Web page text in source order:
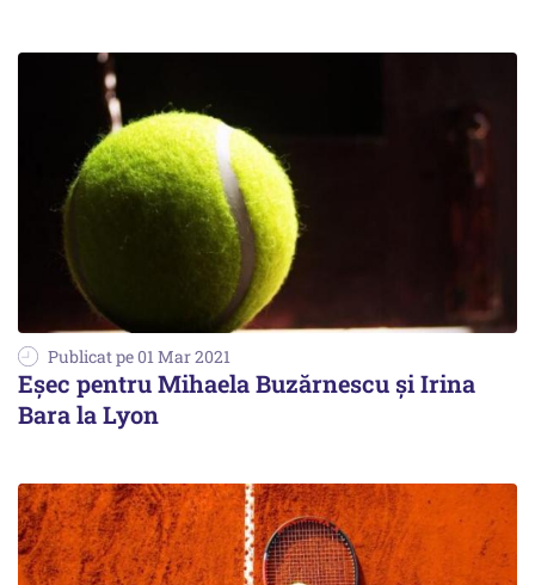
Publicat pe 01 Mar 2021
Eșec pentru Mihaela Buzărnescu și Irina
Bara la Lyon